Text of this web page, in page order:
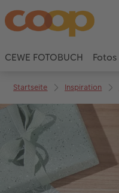
CEWE FOTOBUCH Fotos
Startseite Inspiration